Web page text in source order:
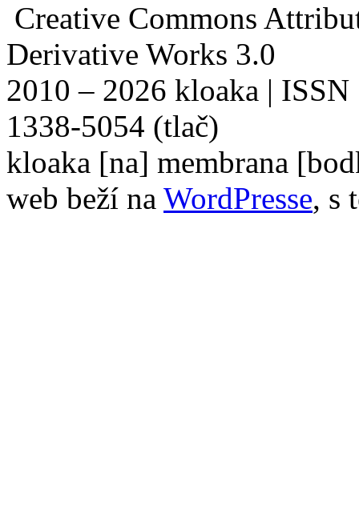
Creative Commons
Derivative Works 3.0
2010 – 2026 kloaka |
1338-5054 (tlač)
kloaka [na] membrana
web beží na WordPresse, s